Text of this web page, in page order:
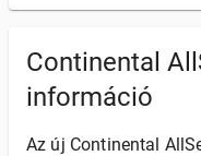
Continental
információ
Az új Continental